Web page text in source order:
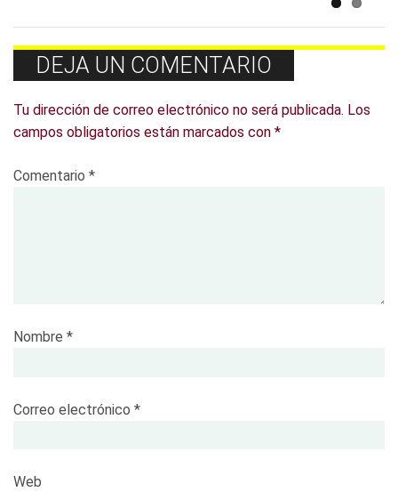
DEJA UN COMENTARIO
Tu dirección de correo electrónico no será publicada. Los
campos obligatorios están marcados con *
Comentario *
Nombre *
Correo electrónico *
Web